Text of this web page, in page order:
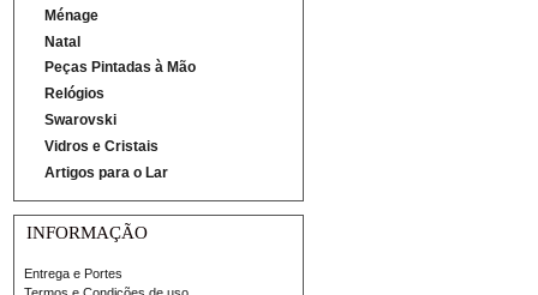
Ménage
Natal
Peças Pintadas à Mão
Relógios
Swarovski
Vidros e Cristais
Artigos para o Lar
INFORMAÇÃO
Entrega e Portes